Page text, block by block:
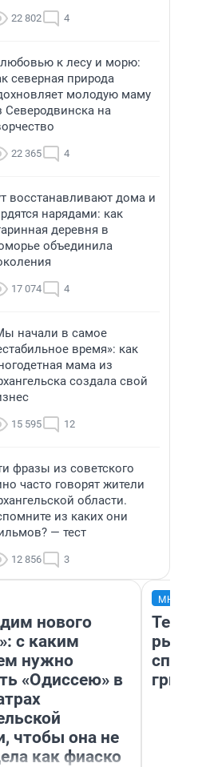
22 802 4
к лесу и морю:
северная природа
молодую маму
Северодвинска на
22 365 4
восстанавливают дома и
нарядами: как
деревня в
объединила
17 074 4
начали в самое
время»: как
мама из
создала свой
15 595 12
фразы из советского
часто говорят жители
области.
из каких они
— тест
12 856 3
нового
с каким
нужно
«Одиссею» в
чтобы она не
как фиаско